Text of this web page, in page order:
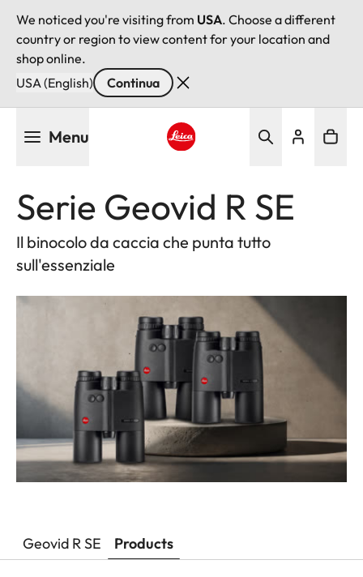
We noticed you're visiting from USA. Choose a different
country or region to view content for your location and
shop online.
USA (English)
Continua
Menu
Serie Geovid R SE
Il binocolo da caccia che punta tutto
sull'essenziale
Geovid R SE Products